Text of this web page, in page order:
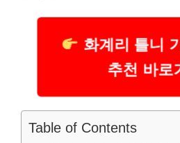
화계리 틀니
추천 바로
Table of Contents